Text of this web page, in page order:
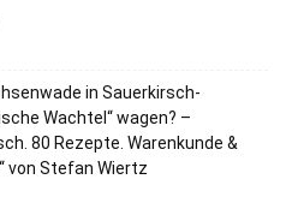
in Sauerkirsch-
Wachtel“ wagen? –
80 Rezepte. Warenkunde &
von Stefan Wiertz